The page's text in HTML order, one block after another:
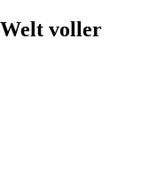
voller